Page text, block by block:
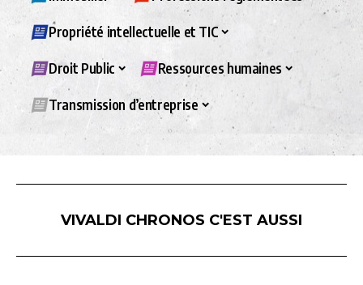
Propriété intellectuelle et TIC
Droit Public Ressources humaines
Transmission d’entreprise
VIVALDI CHRONOS C'EST AUSSI